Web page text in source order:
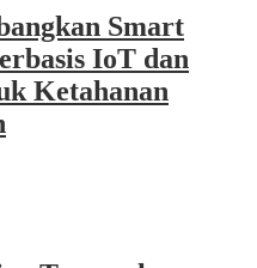
Smart
IoT dan
Ketahanan